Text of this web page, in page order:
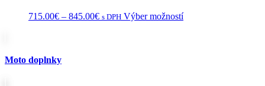
715.00€ – 845.00€Price
s DPH Výber možnostíTento
Moto doplnky